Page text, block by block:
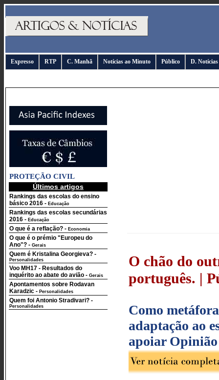
Expresso RTP C. Manhã Notícias ao Minuto Público D. Notícias
PROTEÇÃO CIVIL
Últimos artigos
Rankings das escolas do ensino
básico 2016 - Educação
Rankings das escolas secundárias
2016 - Educação
O que é a reflação? - Economia
O que é o prémio "Europeu do
Ano"? - Gerais
Quem é Kristalina Georgieva? -
Personalidades
Voo MH17 - Resultados do
inquérito ao abate do avião - Gerais
Apontamentos sobre Rodavan
Karadzic - Personalidades
Quem foi Antonio Stradivari? -
Personalidades
O chão do
português. |
Como
adaptação ao
apoiar